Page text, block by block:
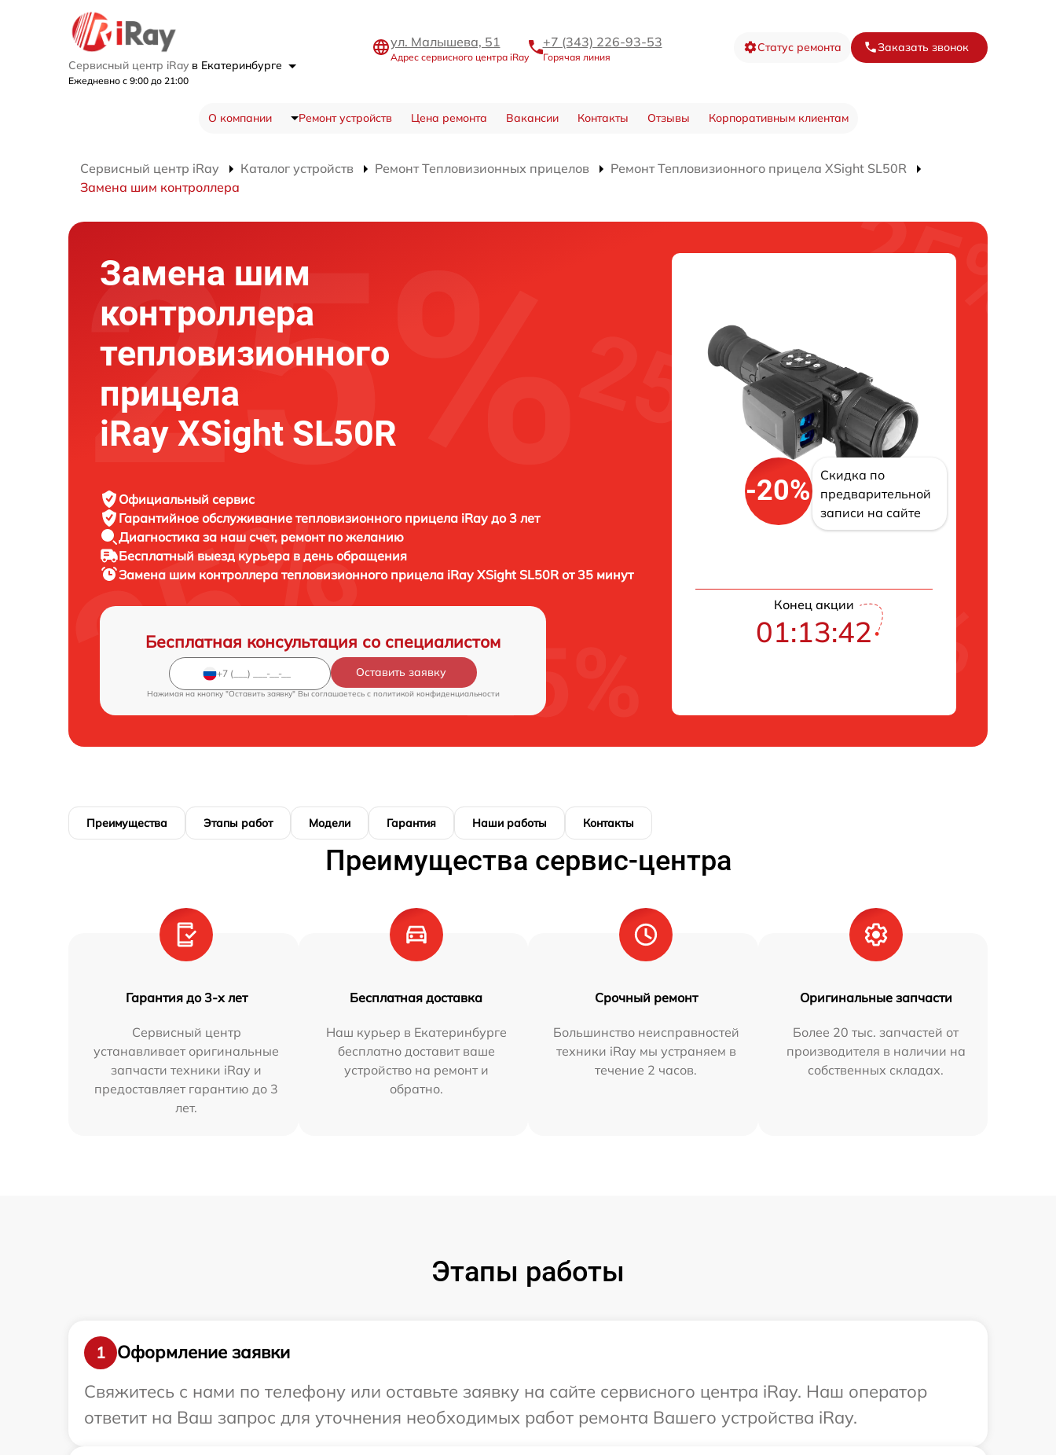
Сервисный центр iRay в Екатеринбурге
Ежедневно с 9:00 до 21:00
ул. Малышева, 51
Адрес сервисного центра iRay
+7 (343) 226-93-53
Горячая линия
Статус ремонта Заказать звонок
О компании Ремонт устройств Цена ремонта Вакансии Контакты Отзывы Корпоративным клиентам
Сервисный центр iRay Каталог устройств Ремонт Тепловизионных прицелов
Ремонт Тепловизионного прицела ХSight SL50R
Замена шим контроллера
Замена шим
контроллера
тепловизионного
прицела
iRay ХSight SL50R
Официальный сервис
Гарантийное обслуживание тепловизионного прицела iRay до 3 лет
Диагностика за наш счет, ремонт по желанию
Бесплатный выезд курьера в день обращения
Замена шим контроллера тепловизионного прицела iRay ХSight SL50R от 35 минут
Бесплатная консультация со специалистом
Оставить заявку
Нажимая на кнопку "Оставить заявку" Вы соглашаетесь c политикой конфиденциальности
-20%
Скидка по
предварительной
записи на сайте
Конец акции
01:13:41
Преимущества Этапы работ Модели Гарантия Наши работы Контакты
Преимущества сервис-центра
Гарантия до 3-х лет
Сервисный центр
устанавливает оригинальные
запчасти техники iRay и
предоставляет гарантию до 3
лет.
Бесплатная доставка
Наш курьер в Екатеринбурге
бесплатно доставит ваше
устройство на ремонт и
обратно.
Срочный ремонт
Большинство неисправностей
техники iRay мы устраняем в
течение 2 часов.
Оригинальные запчасти
Более 20 тыс. запчастей от
производителя в наличии на
собственных складах.
Этапы работы
1
Оформление заявки
Свяжитесь с нами по телефону или оставьте заявку на сайте сервисного центра iRay. Наш оператор
ответит на Ваш запрос для уточнения необходимых работ ремонта Вашего устройства iRay.